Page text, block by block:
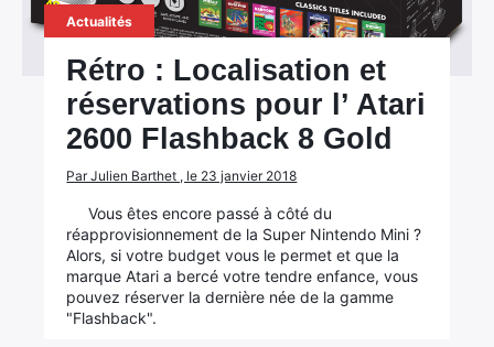
Actualités
Rétro : Localisation et
réservations pour l’ Atari
2600 Flashback 8 Gold
Par Julien Barthet , le 23 janvier 2018
Vous êtes encore passé à côté du
réapprovisionnement de la Super Nintendo Mini ?
Alors, si votre budget vous le permet et que la
marque Atari a bercé votre tendre enfance, vous
pouvez réserver la dernière née de la gamme
"Flashback".